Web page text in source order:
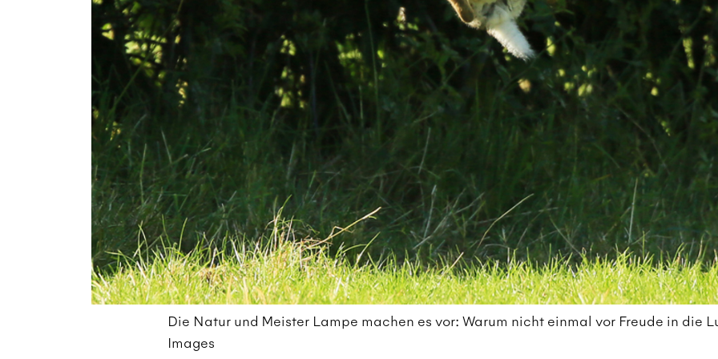
Die Natur und Meister Lampe machen es vor: Warum nicht einmal vor Freude in die
Images